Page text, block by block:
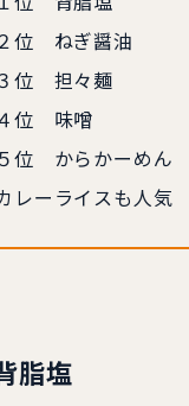
２位 ねぎ醤油
位 担々麺
位 味噌
５位 からかーめん
レーライスも人気
脂塩